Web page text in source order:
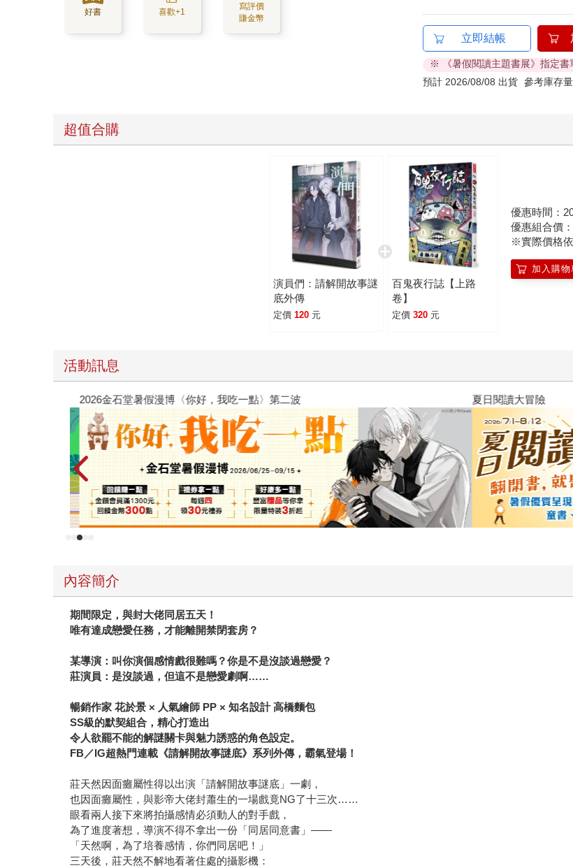
好書 喜歡+1
寫評價
賺金幣
立即結帳
※ 《暑假閱讀主題書展》指定書
預計 2026/08/08 出貨 參考庫存
超值合購
演員們：請解開故事謎
底外傳
定價 120 元
百鬼夜行誌【上路
卷】
定價 320 元
優惠時間：
優惠組合價：
※實際價格
加入購物
活動訊息
2026金石堂暑假漫博〈你好，我吃一點〉第二波 夏日閱讀大冒險
內容簡介
期間限定，與封大佬同居五天！
唯有達成戀愛任務，才能離開禁閉套房？
某導演：叫你演個感情戲很難嗎？你是不是沒談過戀愛？
莊演員：是沒談過，但這不是戀愛劇啊……
暢銷作家 花於景 × 人氣繪師 PP × 知名設計 高橋麵包
SS級的默契組合，精心打造出
令人欲罷不能的解謎關卡與魅力誘惑的角色設定。
FB／IG超熱門連載《請解開故事謎底》系列外傳，霸氣登場！
莊天然因面癱屬性得以出演「請解開故事謎底」一劇，
也因面癱屬性，與影帝大佬封蕭生的一場戲竟NG了十三次……
眼看兩人接下來將拍攝感情必須動人的對手戲，
為了進度著想，導演不得不拿出一份「同居同意書」——
「天然啊，為了培養感情，你們同居吧！」
三天後，莊天然不解地看著住處的攝影機：